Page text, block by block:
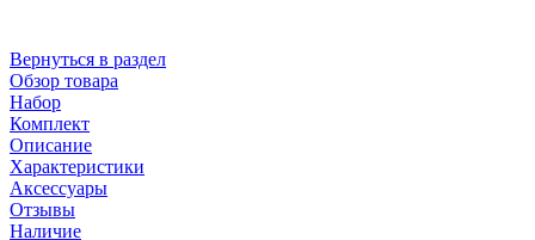
Вернуться в раздел
Обзор товара
Набор
Комплект
Описание
Характеристики
Аксессуары
Отзывы
Наличие